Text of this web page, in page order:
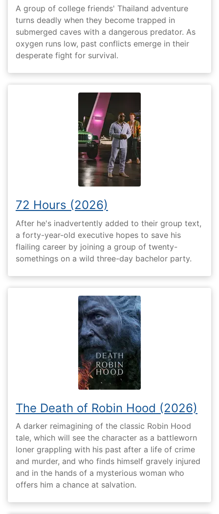
A group of college friends' Thailand adventure
turns deadly when they become trapped in
submerged caves with a dangerous predator. As
oxygen runs low, past conflicts emerge in their
desperate fight for survival.
72 Hours (2026)
After he's inadvertently added to their group text,
a forty-year-old executive hopes to save his
flailing career by joining a group of twenty-
somethings on a wild three-day bachelor party.
The Death of Robin Hood (2026)
A darker reimagining of the classic Robin Hood
tale, which will see the character as a battleworn
loner grappling with his past after a life of crime
and murder, and who finds himself gravely injured
and in the hands of a mysterious woman who
offers him a chance at salvation.